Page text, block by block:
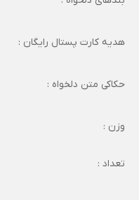
هدیه کارت پستال رایگان :
حکاکی متن دلخواه :
وزن :
تعداد :